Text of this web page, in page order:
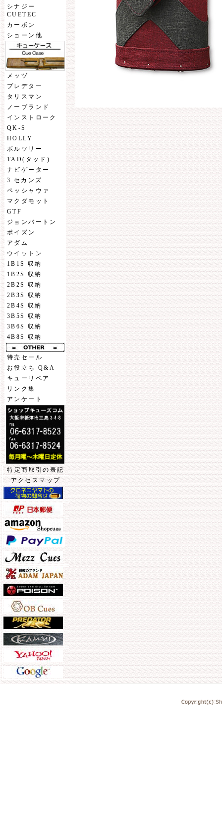
シナジー
CUETEC
カーボン
ショーン他
メッヅ
プレデター
タリスマン
ノーブランド
インストローク
QK-S
HOLLY
ボルツリー
TAD(タッド)
ナビゲーター
3 セカンズ
ペッシャウァ
マクダモット
GTF
ジョンバートン
ポイズン
アダム
ウイットン
1B1S 収納
1B2S 収納
2B2S 収納
2B3S 収納
2B4S 収納
3B5S 収納
3B6S 収納
4B8S 収納
特売セール
お役立ち Q&A
キューリペア
リンク集
アンケート
特定商取引の表記
アクセスマップ